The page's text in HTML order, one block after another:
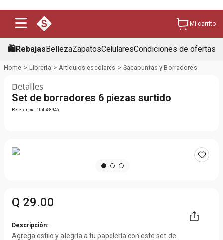
Mi carrito
🛍️RebajasBellezaZapatosCelularesCondiciones de ofertas
Libreria Articulos escolares Sacapuntas y Borradores
Detalles
Set de borradores 6 piezas surtido
Referencia:104558946
Q 29.00
Descripción:
Agrega estilo y alegría a tu papelería con este set de